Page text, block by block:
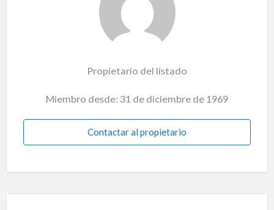
Propietario del listado
Miembro desde: 31 de diciembre de 1969
Contactar al propietario